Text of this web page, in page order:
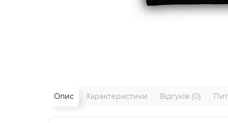
Опис Характеристики Відгуків (0)